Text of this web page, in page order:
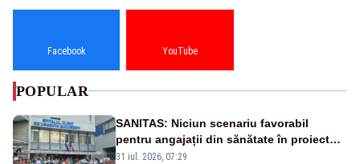
Facebook YouTube
POPULAR
SANITAS: Niciun scenariu favorabil
pentru angajații din sănătate în proiectul
Legii salarizării
31 iul. 2026, 07:29